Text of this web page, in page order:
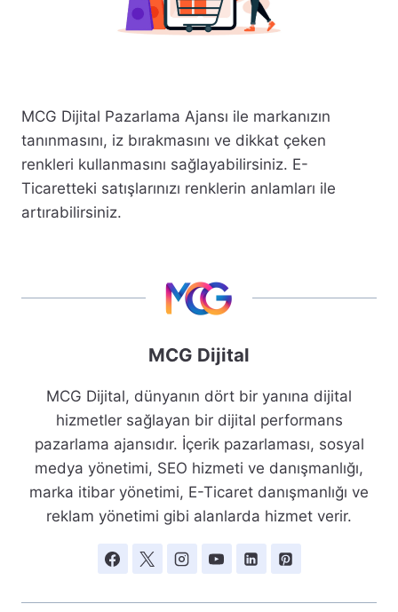
MCG Dijital Pazarlama Ajansı ile markanızın
tanınmasını, iz bırakmasını ve dikkat çeken
renkleri kullanmasını sağlayabilirsiniz. E-
Ticaretteki satışlarınızı renklerin anlamları ile
artırabilirsiniz.
MCG Dijital
MCG Dijital, dünyanın dört bir yanına dijital
hizmetler sağlayan bir dijital performans
pazarlama ajansıdır. İçerik pazarlaması, sosyal
medya yönetimi, SEO hizmeti ve danışmanlığı,
marka itibar yönetimi, E-Ticaret danışmanlığı ve
reklam yönetimi gibi alanlarda hizmet verir.